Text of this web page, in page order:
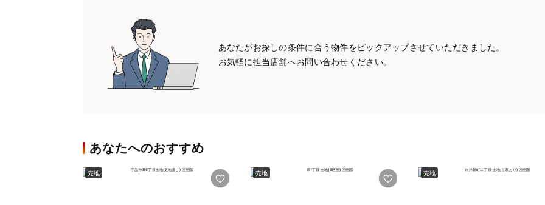
あなたがお探しの条件に合う物件をピックアップさせていただきました。
お気軽に担当店舗へお問い合わせください。
あなたへのおすすめ
売地 売地 売地